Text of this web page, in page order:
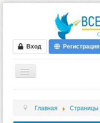
Вход Регистрация
ФОРУМГлавная Страницы